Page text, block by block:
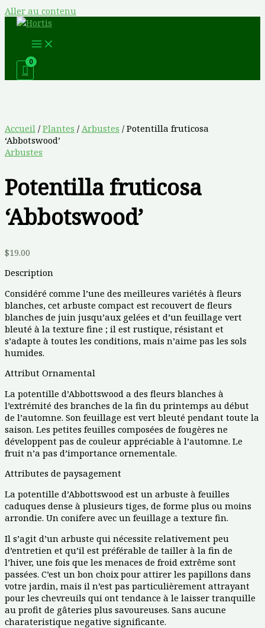
Aller au contenu
Accueil / Plantes / Arbustes / Potentilla fruticosa
‘Abbotswood’
Arbustes
Potentilla fruticosa
‘Abbotswood’
$19.00
Description
Considéré comme l’une des meilleures variétés à fleurs
blanches, cet arbuste compact est recouvert de fleurs
blanches de juin jusqu’aux gelées et d’un feuillage vert
bleuté à la texture fine ; il est rustique, résistant et
s’adapte à toutes les conditions, mais n’aime pas les sols
humides.
Attribut Ornamental
La potentille d’Abbottswood a des fleurs blanches à
l’extrémité des branches de la fin du printemps au début
de l’automne. Son feuillage est vert bleuté pendant toute la
saison. Les petites feuilles composées de fougères ne
développent pas de couleur appréciable à l’automne. Le
fruit n’a pas d’importance ornementale.
Attributes de paysagement
La potentille d’Abbottswood est un arbuste à feuilles
caduques dense à plusieurs tiges, de forme plus ou moins
arrondie. Un conifere avec un feuillage a texture fin.
Il s’agit d’un arbuste qui nécessite relativement peu
d’entretien et qu’il est préférable de tailler à la fin de
l’hiver, une fois que les menaces de froid extrême sont
passées. C’est un bon choix pour attirer les papillons dans
votre jardin, mais il n’est pas particulièrement attrayant
pour les chevreuils qui ont tendance à le laisser tranquille
au profit de gâteries plus savoureuses. Sans aucune
charateristique negative significante.